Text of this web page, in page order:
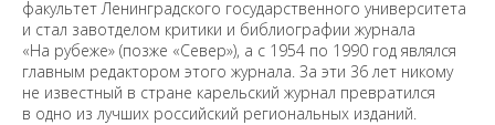
факультет Ленинградского государственного университета
и стал завотделом критики и библиографии журнала
«На рубеже» (позже «Север»), а с 1954 по 1990 год являлся
главным редактором этого журнала. За эти 36 лет никому
не известный в стране карельский журнал превратился
в одно из лучших российский региональных изданий.